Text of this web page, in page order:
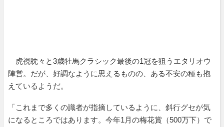
虎視眈々と3歳牡馬クラシック最後の1冠を狙うエタリオウ
陣営。だが、好調なように思えるものの、ある不安の種も抱
えているようだ。
「これまで多くの識者が指摘しているように、斜行グセが気
になるところではあります。今年1月の梅花賞（500万下）で